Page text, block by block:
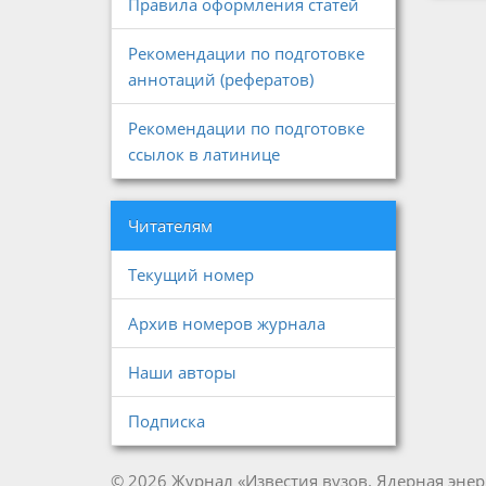
Правила оформления статей
Рекомендации по подготовке
аннотаций (рефератов)
Рекомендации по подготовке
ссылок в латинице
Читателям
Текущий номер
Архив номеров журнала
Наши авторы
Подписка
© 2026 Журнал «Известия вузов. Ядерная